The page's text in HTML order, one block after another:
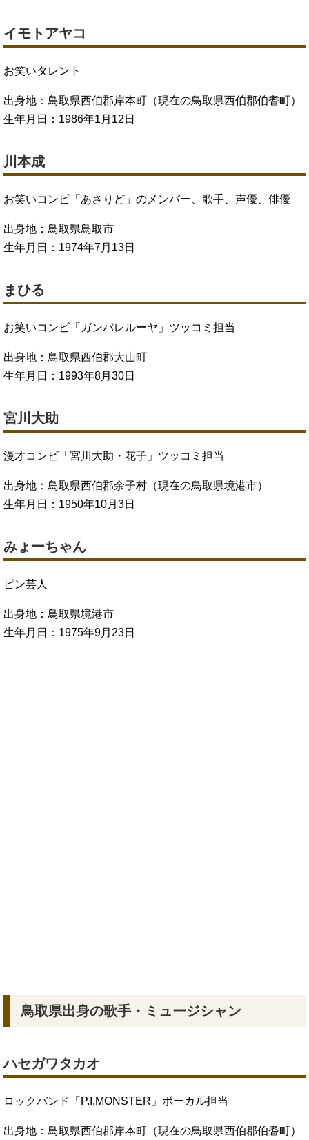
イモトアヤコ
お笑いタレント
出身地：鳥取県西伯郡岸本町（現在の鳥取県西伯郡伯耆町）
生年月日：1986年1月12日
川本成
お笑いコンビ「あさりど」のメンバー、歌手、声優、俳優
出身地：鳥取県鳥取市
生年月日：1974年7月13日
まひる
お笑いコンビ「ガンバレルーヤ」ツッコミ担当
出身地：鳥取県西伯郡大山町
生年月日：1993年8月30日
宮川大助
漫才コンビ「宮川大助・花子」ツッコミ担当
出身地：鳥取県西伯郡余子村（現在の鳥取県境港市）
生年月日：1950年10月3日
みょーちゃん
ピン芸人
出身地：鳥取県境港市
生年月日：1975年9月23日
鳥取県出身の歌手・ミュージシャン
ハセガワタカオ
ロックバンド「P.I.MONSTER」ボーカル担当
出身地：鳥取県西伯郡岸本町（現在の鳥取県西伯郡伯耆町）